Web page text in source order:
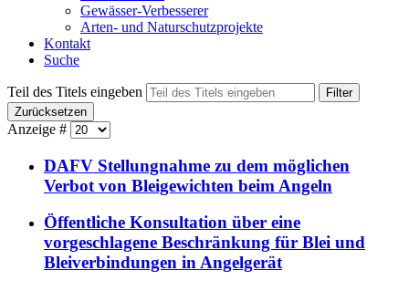
Gewässer-Verbesserer
Arten- und Naturschutzprojekte
Kontakt
Suche
Teil des Titels eingeben
Filter
Zurücksetzen
Anzeige #
DAFV Stellungnahme zu dem möglichen
Verbot von Bleigewichten beim Angeln
Öffentliche Konsultation über eine
vorgeschlagene Beschränkung für Blei und
Bleiverbindungen in Angelgerät